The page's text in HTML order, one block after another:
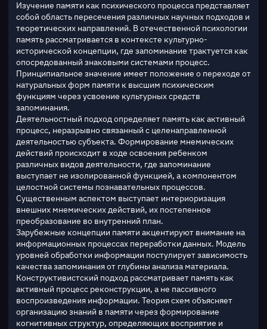
Изучение памяти как психического процесса представляет
собой область пересечения различных научных подходов и
теоретических направлений. В отечественной психологии
память рассматривается в контексте культурно-
исторической концепции, где запоминание трактуется как
опосредованный знаковыми системами процесс.
Принципиальное значение имеет положение о переходе от
натуральных форм памяти к высшим психическим
функциям через усвоение культурных средств
запоминания.
Деятельностный подход определяет память как активный
процесс, неразрывно связанный с целенаправленной
деятельностью субъекта. Формирование мнемических
действий происходит в ходе освоения ребенком
различных видов деятельности, где запоминание
выступает не изолированной функцией, а компонентом
целостной системы познавательных процессов.
Существенным аспектом выступает интериоризация
внешних мнемических действий, их постепенное
преобразование во внутренний план.
Зарубежные концепции памяти акцентируют внимание на
информационных процессах переработки данных. Модель
уровней обработки информации постулирует зависимость
качества запоминания от глубины анализа материала.
Конструктивистский подход рассматривает память как
активный процесс реконструкции, а не пассивного
воспроизведения информации. Теория схем объясняет
организацию знаний в памяти через формирование
когнитивных структур, определяющих восприятие и